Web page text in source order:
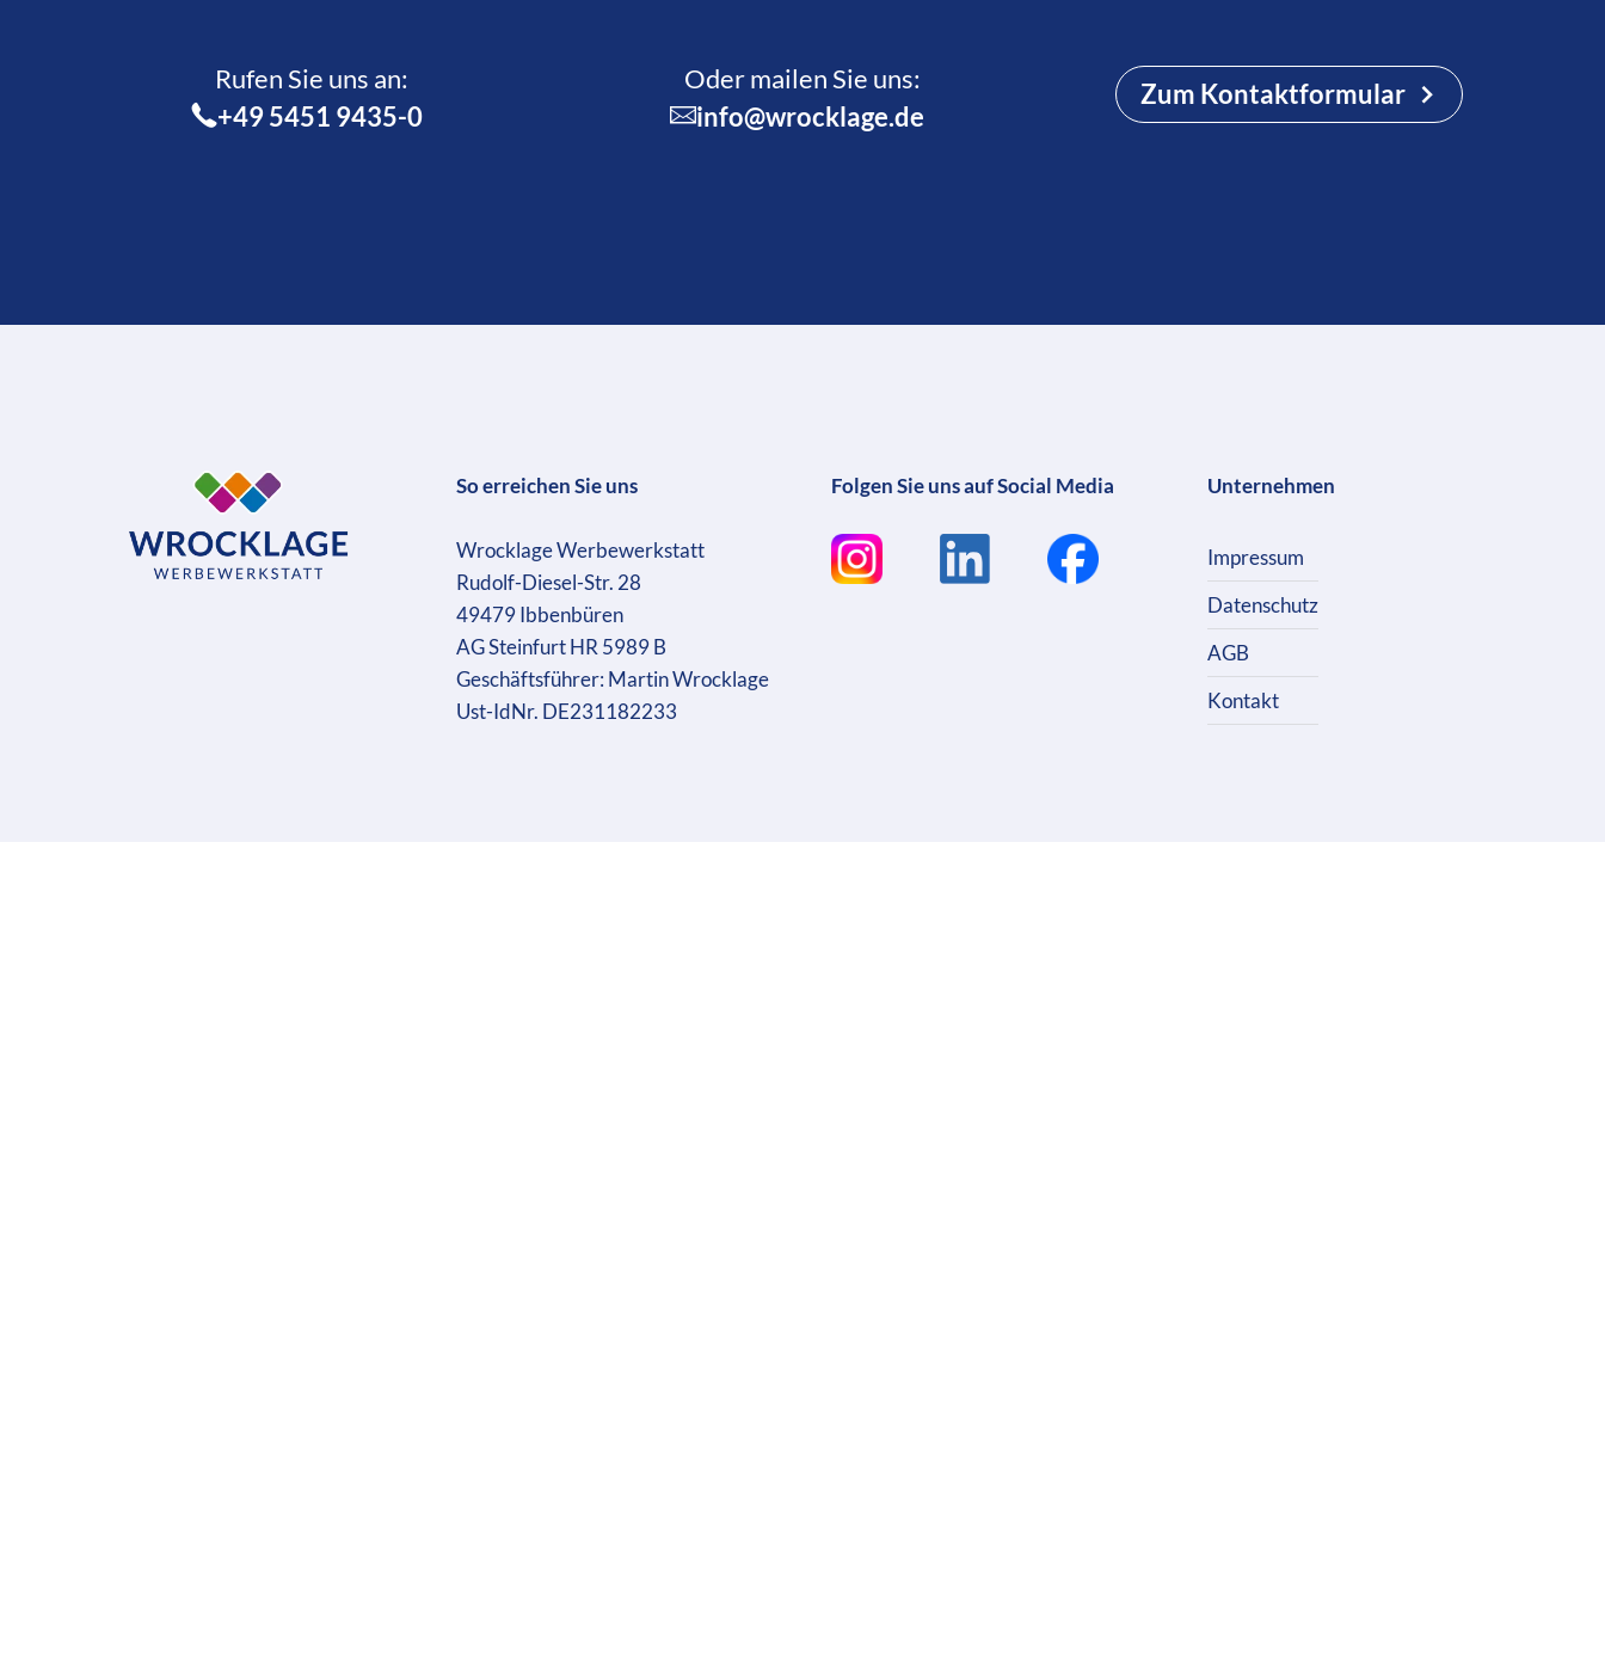
Rufen Sie uns an:­
+49 5451 9435-0
Oder mailen Sie uns:
info@wrocklage.de
Zum Kontaktformular
So erreichen Sie uns
Wrocklage Werbewerkstatt
Rudolf-Diesel-Str. 28
49479 Ibbenbüren
AG Steinfurt HR 5989 B
Geschäftsführer: Martin Wrocklage
Ust-IdNr. DE231182233
Folgen Sie uns auf Social Media Unternehmen
Impressum
Datenschutz
AGB
Kontakt